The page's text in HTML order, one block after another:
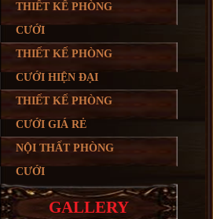
THIẾT KẾ PHÒNG
CƯỚI
THIẾT KẾ PHÒNG
CƯỚI HIỆN ĐẠI
THIẾT KẾ PHÒNG
CƯỚI GIÁ RẺ
NỘI THẤT PHÒNG
CƯỚI
GALLERY